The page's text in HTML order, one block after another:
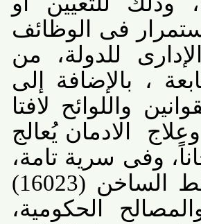
فى الوظائف
للدولة، من
، بالإضافة إلى
واللوائح لافتا
الادمان يُعالج
وفى سرية تامة،
الإعلان عن الخط الساخن (16023)
الحكومية،